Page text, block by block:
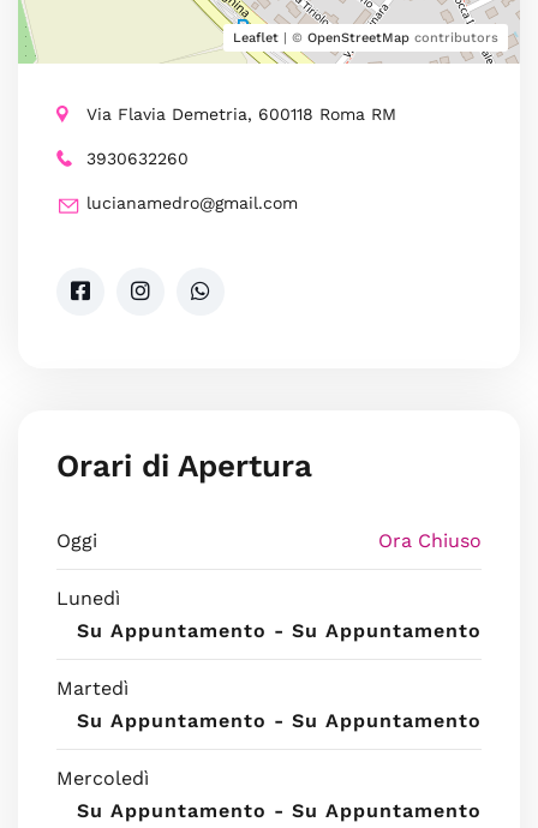
Leaflet | © OpenStreetMap contributors
Via Flavia Demetria, 600118 Roma RM
3930632260
lucianamedro@gmail.com
Orari di Apertura
Oggi Ora Chiuso
Lunedì
Su Appuntamento - Su Appuntamento
Martedì
Su Appuntamento - Su Appuntamento
Mercoledì
Su Appuntamento - Su Appuntamento